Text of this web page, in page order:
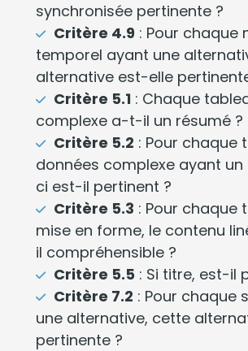
synchronisée pertinente ?
Critère 4.9 : Pour chaque
temporel ayant une
alternative est-elle
Critère 5.1 : Chaque
complexe a-t-il un résumé ?
Critère 5.2 : Pour chaque
données complexe ayant un
ci est-il pertinent ?
Critère 5.3 : Pour chaque
mise en forme, le contenu
il compréhensible ?
Critère 5.5 : Si titre, est-il
Critère 7.2 : Pour chaque
une alternative, cette
pertinente ?